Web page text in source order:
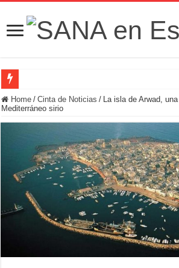
Fuerzas de Seguridad hallan fosa común con nueve
Home / Cinta de Noticias / La isla de Arwad,
Mediterráneo sirio